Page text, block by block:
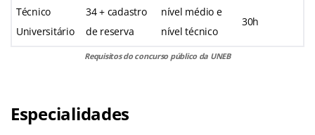
Técnico
Universitário
34 + cadastro
de reserva
nível médio e
nível técnico
30h
Requisitos do concurso público da UNEB
Especialidades